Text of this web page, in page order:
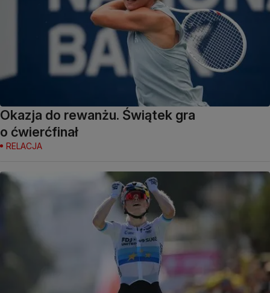
Okazja do rewanżu. Świątek gra
o ćwierćfinał
RELACJA